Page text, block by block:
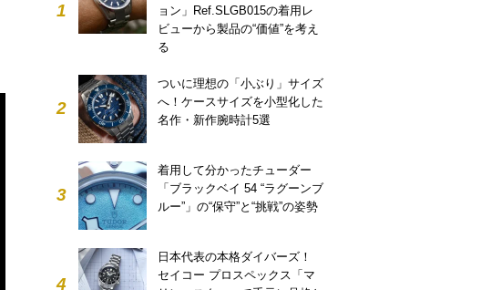
1
ョン」Ref.SLGB015の着用レ
ビューから製品の“価値”を考え
る
2
ついに理想の「小ぶり」サイズ
へ！ケースサイズを小型化した
名作・新作腕時計5選
3
着用して分かったチューダー
「ブラックベイ 54 “ラグーンブ
ルー”」の“保守”と“挑戦”の姿勢
4
日本代表の本格ダイバーズ！
セイコー プロスペックス「マ